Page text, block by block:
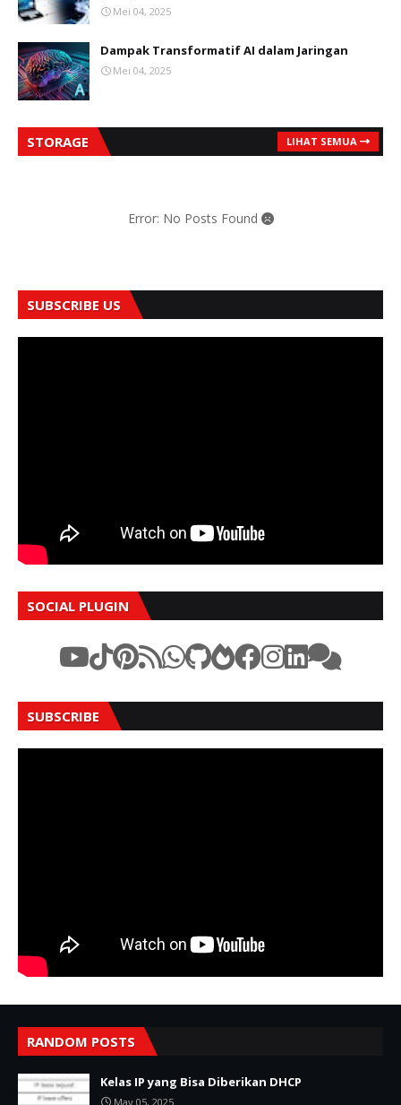
Mei 04, 2025
Dampak Transformatif AI dalam Jaringan
Mei 04, 2025
STORAGE LIHAT SEMUA
Error: No Posts Found
SUBSCRIBE US
SOCIAL PLUGIN
SUBSCRIBE
RANDOM POSTS
Kelas IP yang Bisa Diberikan DHCP
May 05, 2025